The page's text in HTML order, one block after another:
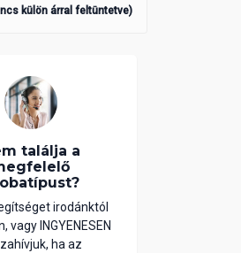
külön árral feltüntetve)
találja a
irodánktól
vagy INGYENESEN
ha az